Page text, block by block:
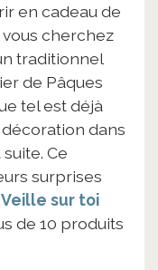
en cadeau de
cherchez
traditionnel
de Pâques
tel est déjà
dans
Ce
surprises
Veille sur toi
de 10 produits